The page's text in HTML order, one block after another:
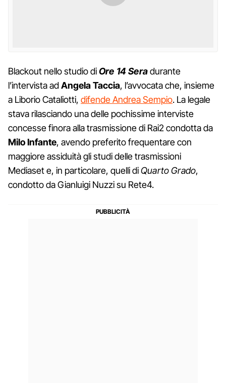
Blackout nello studio diOre 14 Seradurante
l’intervista adAngela Taccia, l’avvocata che, insieme
a Liborio Cataliotti, difende Andrea Sempio. La legale
stava rilasciando una delle pochissime interviste
concesse finora alla trasmissione di Rai2 condotta da
Milo Infante, avendo preferito frequentare con
maggiore assiduità gli studi delle trasmissioni
Mediaset e, in particolare, quelli diQuarto Grado,
condotto da Gianluigi Nuzzi su Rete4.